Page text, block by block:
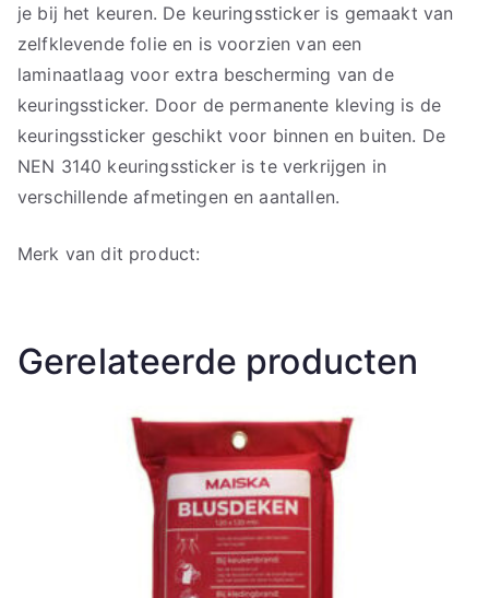
je bij het keuren. De keuringssticker is gemaakt van
zelfklevende folie en is voorzien van een
laminaatlaag voor extra bescherming van de
keuringssticker. Door de permanente kleving is de
keuringssticker geschikt voor binnen en buiten. De
NEN 3140 keuringssticker is te verkrijgen in
verschillende afmetingen en aantallen.
Merk van dit product:
Gerelateerde producten